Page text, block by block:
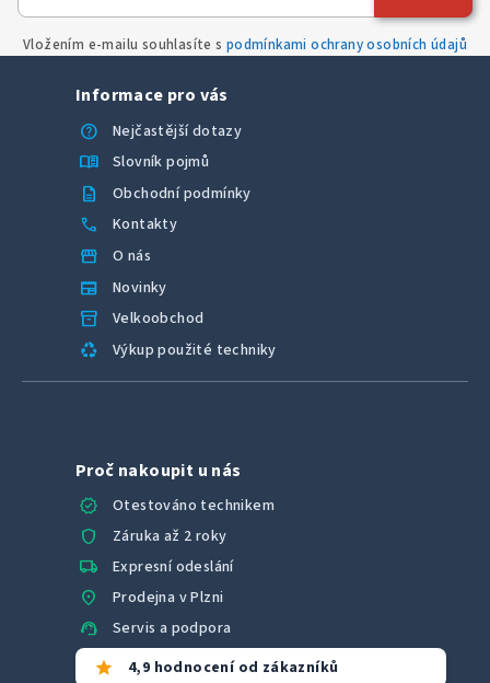
Vložením e-mailu souhlasíte s podmínkami ochrany osobních údajů
Informace pro vás
help
Nejčastější dotazy
menu_book Slovník pojmů
description Obchodní podmínky
call Kontakty
storefront O nás
newspaper Novinky
inventory_2 Velkoobchod
recycling Výkup použité techniky
Proč nakoupit u nás
verified
Otestováno technikem
shield Záruka až 2 roky
local_shipping Expresní odeslání
location_on Prodejna v Plzni
support_agent Servis a podpora
star 4,9 hodnocení od zákazníků